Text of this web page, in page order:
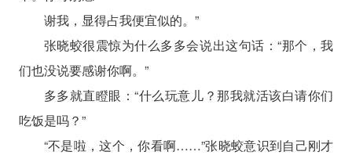
谢我，显得占我便宜似的。”
张晓蛟很震惊为什么多多会说出这句话：“那个，我
们也没说要感谢你啊。”
多多就直瞪眼：“什么玩意儿？那我就活该白请你们
吃饭是吗？”
“不是啦，这个，你看啊……”张晓蛟意识到自己刚才